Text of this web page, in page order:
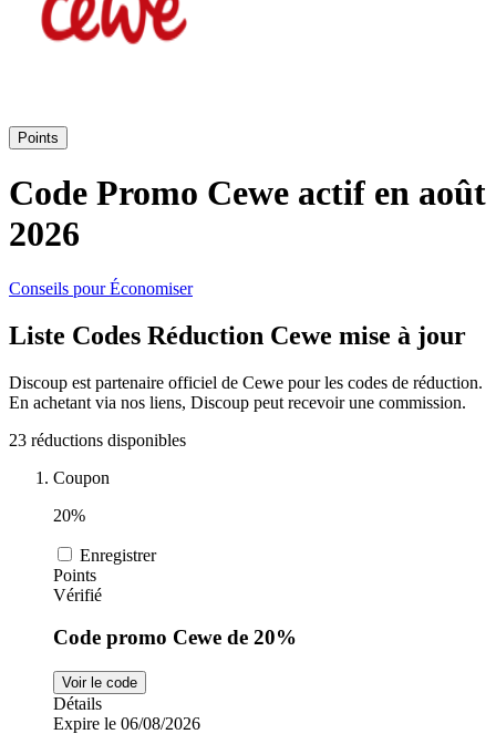
ManoMano
Europcar
Autodoc
adidas
i-Run
Cdiscount
Vêtements et
chaussures
santé
Sports et
Voitures et
motocyclettes
Points
Code Promo Cewe actif en août
2026
Conseils pour Économiser
Liste Codes Réduction Cewe mise à jour
Discoup est partenaire officiel de Cewe pour les codes de réduction.
En achetant via nos liens, Discoup peut recevoir une commission.
23 réductions disponibles
Coupon
20%
Enregistrer
Points
Vérifié
Code promo Cewe de 20%
Voir le code
Détails
Expire le 06/08/2026